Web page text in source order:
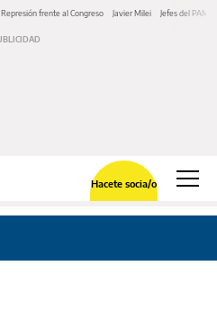
Represión frente al Congreso Javier Milei Jefes del PAMI
Hacete socia/o